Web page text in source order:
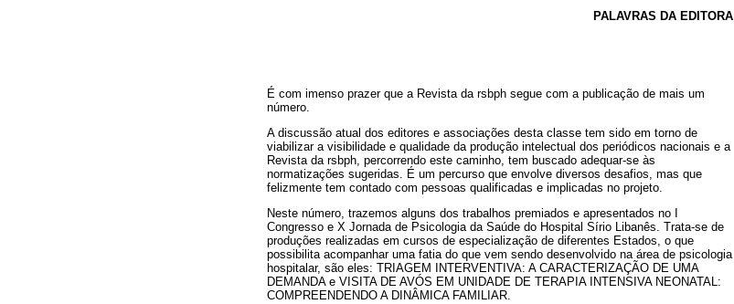
PALAVRAS DA EDITORA
É com imenso prazer que a Revista da rsbph segue com a publicação de mais um
número.
A discussão atual dos editores e associações desta classe tem sido em torno de
viabilizar a visibilidade e qualidade da produção intelectual dos periódicos nacionais e a
Revista da rsbph, percorrendo este caminho, tem buscado adequar-se às
normatizações sugeridas. É um percurso que envolve diversos desafios, mas que
felizmente tem contado com pessoas qualificadas e implicadas no projeto.
Neste número, trazemos alguns dos trabalhos premiados e apresentados no I
Congresso e X Jornada de Psicologia da Saúde do Hospital Sírio Libanês. Trata-se de
produções realizadas em cursos de especialização de diferentes Estados, o que
possibilita acompanhar uma fatia do que vem sendo desenvolvido na área de psicologia
hospitalar, são eles: TRIAGEM INTERVENTIVA: A CARACTERIZAÇÃO DE UMA
DEMANDA e VISITA DE AVÓS EM UNIDADE DE TERAPIA INTENSIVA NEONATAL:
COMPREENDENDO A DINÂMICA FAMILIAR.